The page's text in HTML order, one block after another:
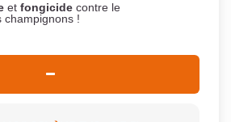
et fongicide contre le
champignons !